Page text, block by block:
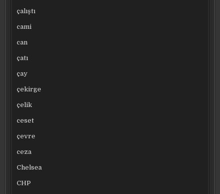
çalıştı
cami
can
çatı
çay
çekirge
çelik
ceset
çevre
ceza
Chelsea
CHP